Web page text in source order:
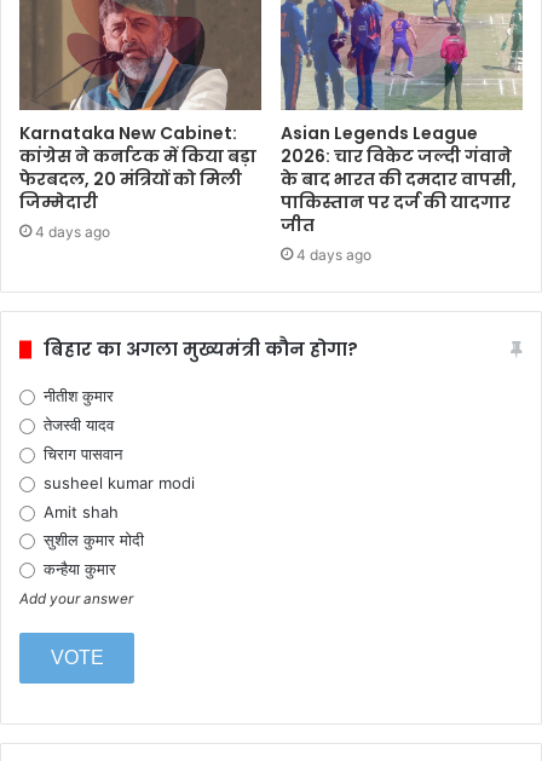
Karnataka New Cabinet:
कांग्रेस ने कर्नाटक में किया बड़ा
फेरबदल, 20 मंत्रियों को मिली
जिम्मेदारी
4 days ago
Asian Legends League
2026: चार विकेट जल्दी गंवाने
के बाद भारत की दमदार वापसी,
पाकिस्तान पर दर्ज की यादगार
जीत
4 days ago
बिहार का अगला मुख्यमंत्री कौन होगा?
नीतीश कुमार
तेजस्वी यादव
चिराग पासवान
susheel kumar modi
Amit shah
सुशील कुमार मोदी
कन्हैया कुमार
Add your answer